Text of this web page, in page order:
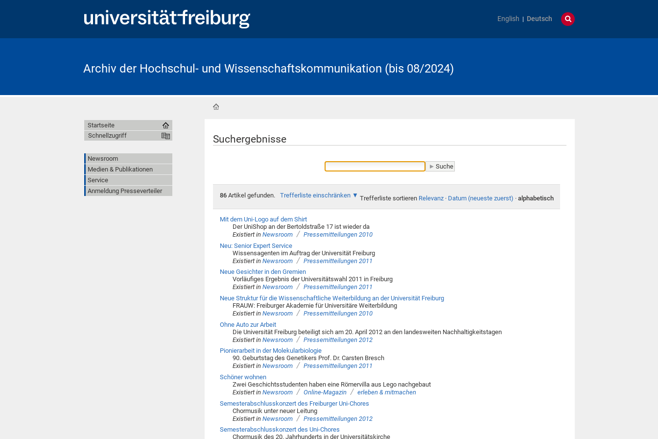
English Deutsch
Archiv der Hochschul- und Wissenschaftskommunikation (bis 08/2024)
Suchergebnisse
86Artikel gefunden. Trefferliste einschränken Trefferliste sortieren Relevanz · Datum (neueste zuerst) · alphabetisch
Mit dem Uni-Logo auf dem Shirt
Der UniShop an der Bertoldstraße 17 ist wieder da
Existiert in Newsroom / Pressemitteilungen 2010
Neu: Senior Expert Service
Wissensagenten im Auftrag der Universität Freiburg
Existiert in Newsroom / Pressemitteilungen 2011
Neue Gesichter in den Gremien
Vorläufiges Ergebnis der Universitätswahl 2011 in Freiburg
Existiert in Newsroom / Pressemitteilungen 2011
Neue Struktur für die Wissenschaftliche Weiterbildung an der Universität Freiburg
FRAUW: Freiburger Akademie für Universitäre Weiterbildung
Existiert in Newsroom / Pressemitteilungen 2010
Ohne Auto zur Arbeit
Die Universität Freiburg beteiligt sich am 20. April 2012 an den landesweiten Nachhaltigkeitstagen
Existiert in Newsroom / Pressemitteilungen 2012
Pionierarbeit in der Molekularbiologie
90. Geburtstag des Genetikers Prof. Dr. Carsten Bresch
Existiert in Newsroom / Pressemitteilungen 2011
Schöner wohnen
Zwei Geschichtsstudenten haben eine Römervilla aus Lego nachgebaut
Existiert in Newsroom / Online-Magazin / erleben & mitmachen
Semesterabschlusskonzert des Freiburger Uni-Chores
Chormusik unter neuer Leitung
Existiert in Newsroom / Pressemitteilungen 2012
Semesterabschlusskonzert des Uni-Chores
Chormusik des 20. Jahrhunderts in der Universitätskirche
Startseite
Schnellzugriff
Newsroom
Medien & Publikationen
Service
Anmeldung Presseverteiler